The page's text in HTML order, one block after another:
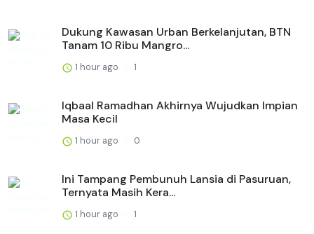
Dukung Kawasan Urban Berkelanjutan, BTN
Tanam 10 Ribu Mangro...
1 hour ago 1
Iqbaal Ramadhan Akhirnya Wujudkan Impian
Masa Kecil
1 hour ago 0
Ini Tampang Pembunuh Lansia di Pasuruan,
Ternyata Masih Kera...
1 hour ago 1